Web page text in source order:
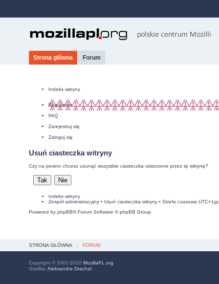
Strona główna Forum
Indeks witryny
Regulamin
FAQ
Zarejestruj się
Zaloguj się
Usuń ciasteczka witryny
Czy na pewno chcesz usunąć wszystkie ciasteczka utworzone przez tę witrynę?
Indeks witryny
Zespół administracyjny• Usuń ciasteczka witryny• Strefa czasowa
Powered by phpBB® Forum Software © phpBB Group
STRONA GŁÓWNA FORUM
Copyright © 2001-2010 MozillaPL.org
Grafika: Aleksandra Drachal